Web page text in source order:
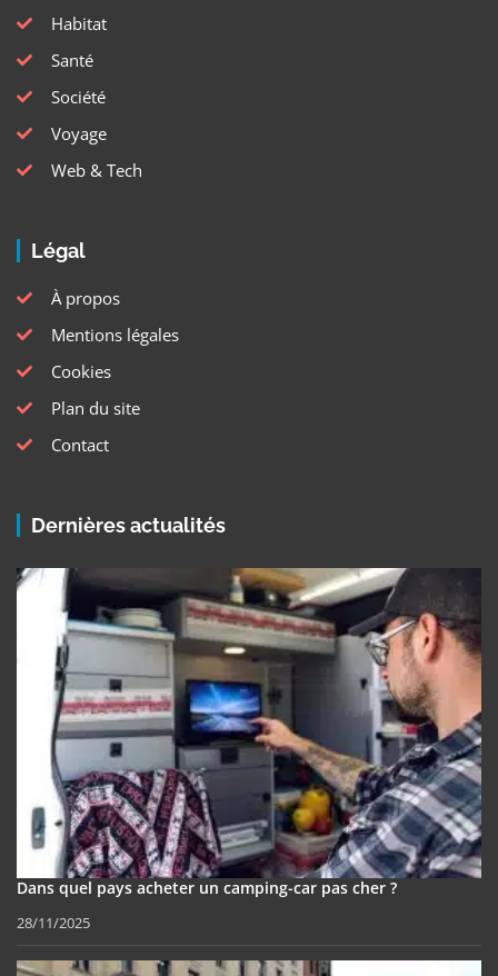
Habitat
Santé
Société
Voyage
Web & Tech
Légal
À propos
Mentions légales
Cookies
Plan du site
Contact
Dernières actualités
Dans quel pays acheter un camping-car pas cher ?
28/11/2025